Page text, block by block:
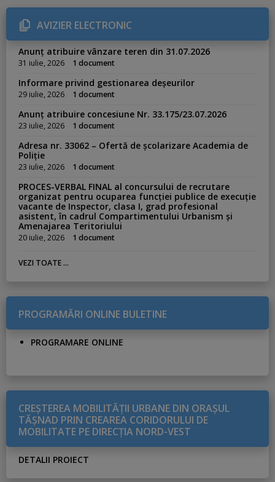
r
i
e
s
AVIZIER ELECTRONIC
Anunț atribuire vânzare teren din 31.07.2026
31 iulie, 2026 1 document
Informare privind gestionarea deșeurilor
29 iulie, 2026 1 document
Anunț atribuire concesiune Nr. 33.175/23.07.2026
23 iulie, 2026 1 document
Adresa nr. 33062 – Ofertă de școlarizare Academia de
Poliție
23 iulie, 2026 1 document
PROCES-VERBAL FINAL al concursului de recrutare
organizat pentru ocuparea funcției publice de execuție
vacante de Inspector, clasa I, grad profesional
asistent, în cadrul Compartimentului Urbanism și
Amenajarea Teritoriului
20 iulie, 2026 1 document
VEZI TOATE ...
PROGRAMĂRI ONLINE BULETINE
PROGRAMARE ONLINE
CREŞTEREA MOBILITĂŢII URBANE DIN ORAŞUL
TĂŞNAD PRIN CREAREA CORIDORULUI DE
MOBILITATE PE DIRECŢIA NORD-VEST
DETALII PROIECT